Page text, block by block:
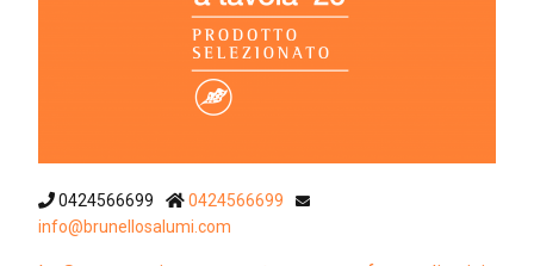
0424566699
0424566699
info@brunellosalumi.com